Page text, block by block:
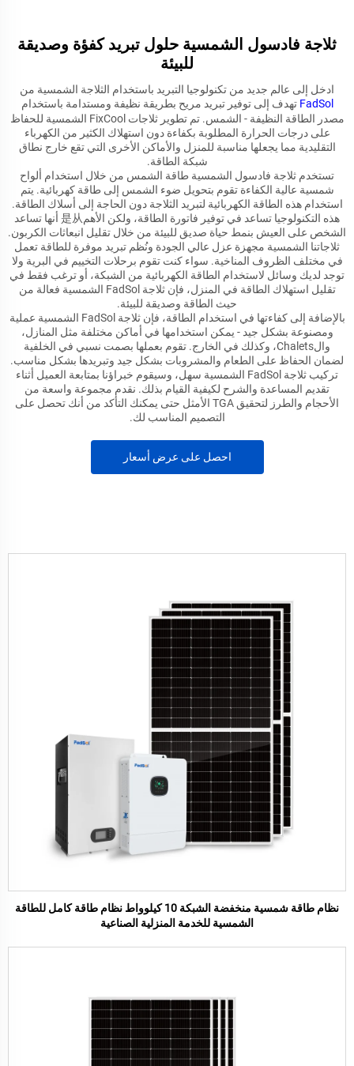
ثلاجة فادسول الشمسية حلول تبريد كفؤة وصديقة
للبيئة
ادخل إلى عالم جديد من تكنولوجيا التبريد باستخدام الثلاجة الشمسية من
FadSolتهدف إلى توفير تبريد مريح بطريقة نظيفة ومستدامة باستخدام
مصدر الطاقة النظيفة - الشمس. تم تطوير ثلاجات FixCool الشمسية للحفاظ
على درجات الحرارة المطلوبة بكفاءة دون استهلاك الكثير من الكهرباء
التقليدية مما يجعلها مناسبة للمنزل والأماكن الأخرى التي تقع خارج نطاق
شبكة الطاقة.
تستخدم ثلاجة فادسول الشمسية طاقة الشمس من خلال استخدام ألواح
شمسية عالية الكفاءة تقوم بتحويل ضوء الشمس إلى طاقة كهربائية. يتم
استخدام هذه الطاقة الكهربائية لتبريد الثلاجة دون الحاجة إلى أسلاك الطاقة.
هذه التكنولوجيا تساعد في توفير فاتورة الطاقة، ولكن الأهم是从 أنها تساعد
الشخص على العيش بنمط حياة صديق للبيئة من خلال تقليل انبعاثات الكربون.
ثلاجاتنا الشمسية مجهزة عزل عالي الجودة ونُظم تبريد موفرة للطاقة تعمل
في مختلف الظروف المناخية. سواء كنت تقوم برحلات التخييم في البرية ولا
توجد لديك وسائل لاستخدام الطاقة الكهربائية من الشبكة، أو ترغب فقط في
تقليل استهلاك الطاقة في المنزل، فإن ثلاجة FadSol الشمسية فعالة من
حيث الطاقة وصديقة للبيئة.
بالإضافة إلى كفاءتها في استخدام الطاقة، فإن ثلاجة FadSol الشمسية عملية
ومصنوعة بشكل جيد - يمكن استخدامها في أماكن مختلفة مثل المنازل،
والChalets، وكذلك في الخارج. تقوم بعملها بصمت نسبي في الخلفية
لضمان الحفاظ على الطعام والمشروبات بشكل جيد وتبريدها بشكل مناسب.
تركيب ثلاجة FadSol الشمسية سهل، وسيقوم خبراؤنا بمتابعة العميل أثناء
تقديم المساعدة والشرح لكيفية القيام بذلك. نقدم مجموعة واسعة من
الأحجام والطرز لتحقيق TGA الأمثل حتى يمكنك التأكد من أنك تحصل على
التصميم المناسب لك.
احصل على عرض أسعار
نظام طاقة شمسية منخفضة الشبكة 10 كيلوواط نظام طاقة كامل للطاقة
الشمسية للخدمة المنزلية الصناعية